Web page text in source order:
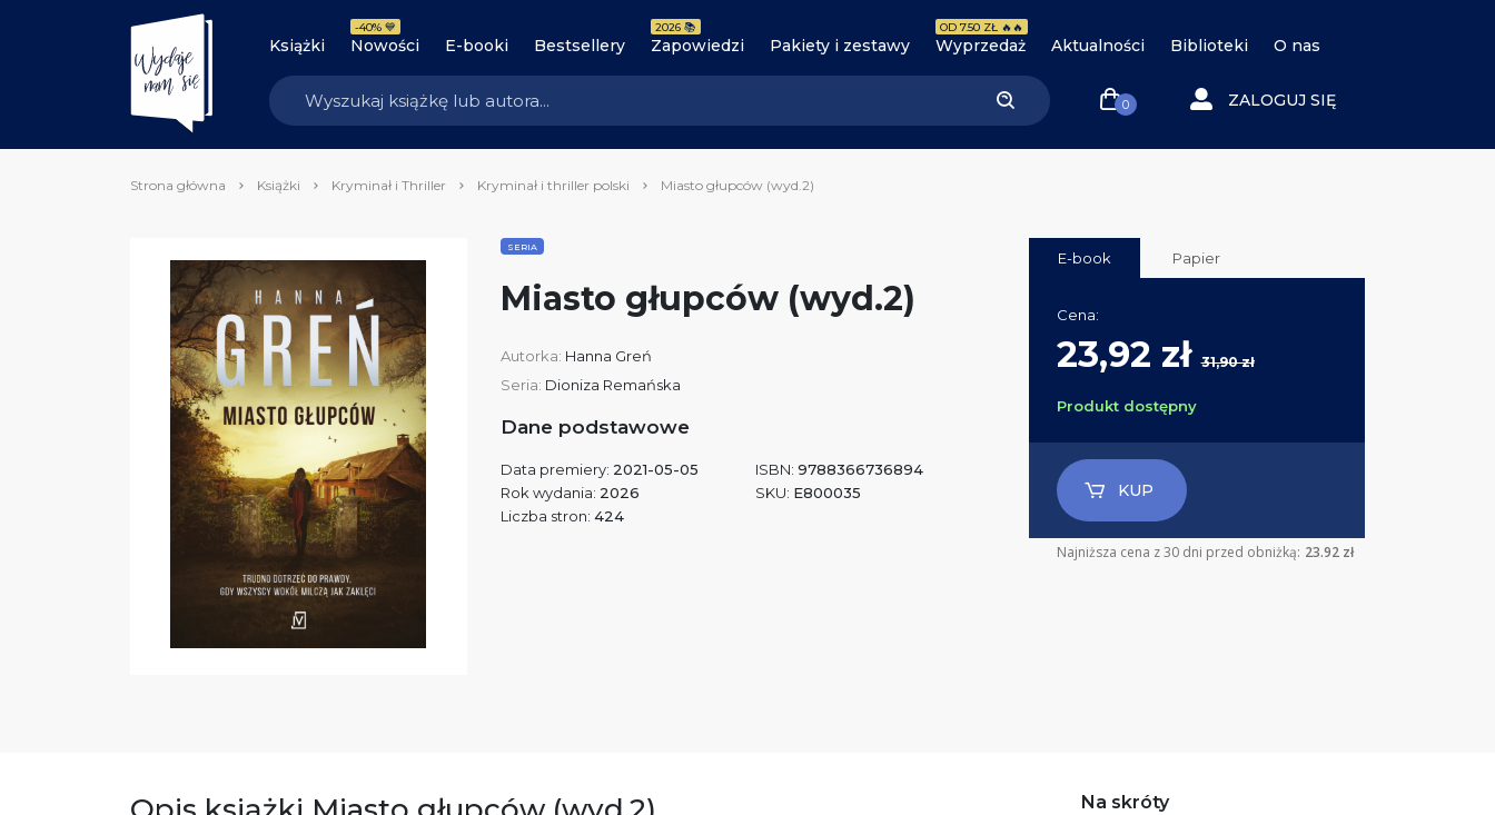
Książki Nowości
-40% 💙
E-booki Bestsellery Zapowiedzi
2026 📚
Pakiety i zestawy Wyprzedaż
OD 7.50 ZŁ 🔥🔥
Aktualności Biblioteki O nas
0 ZALOGUJ SIĘ
Strona główna Książki Kryminał i Thriller Kryminał i thriller polski Miasto głupców (wyd.2)
SERIA
Miasto głupców (wyd.2)
Autorka: Hanna Greń
Seria: Dioniza Remańska
Dane podstawowe
Data premiery: 2021-05-05
Rok wydania: 2026
Liczba stron: 424
ISBN: 9788366736894
SKU: E800035
E-book Papier
Cena:
23,92 zł31,90 zł
Produkt dostępny
KUP
Najniższa cena z 30 dni przed obniżką: 23.92 zł
Na skróty